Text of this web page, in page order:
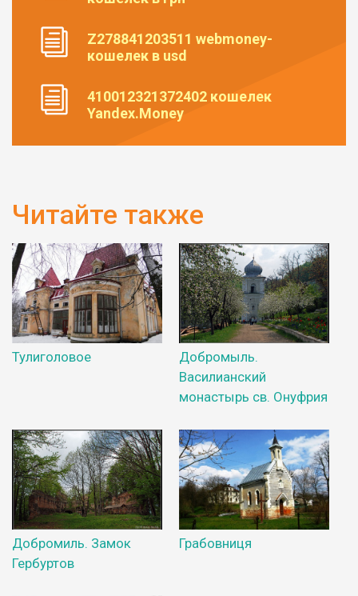
Z278841203511 webmoney-
кошелек в usd
410012321372402 кошелек
Yandex.Money
Читайте также
Тулиголовое
Добромыль.
Василианский
монастырь св. Онуфрия
Добромиль. Замок
Гербуртов
Грабовниця